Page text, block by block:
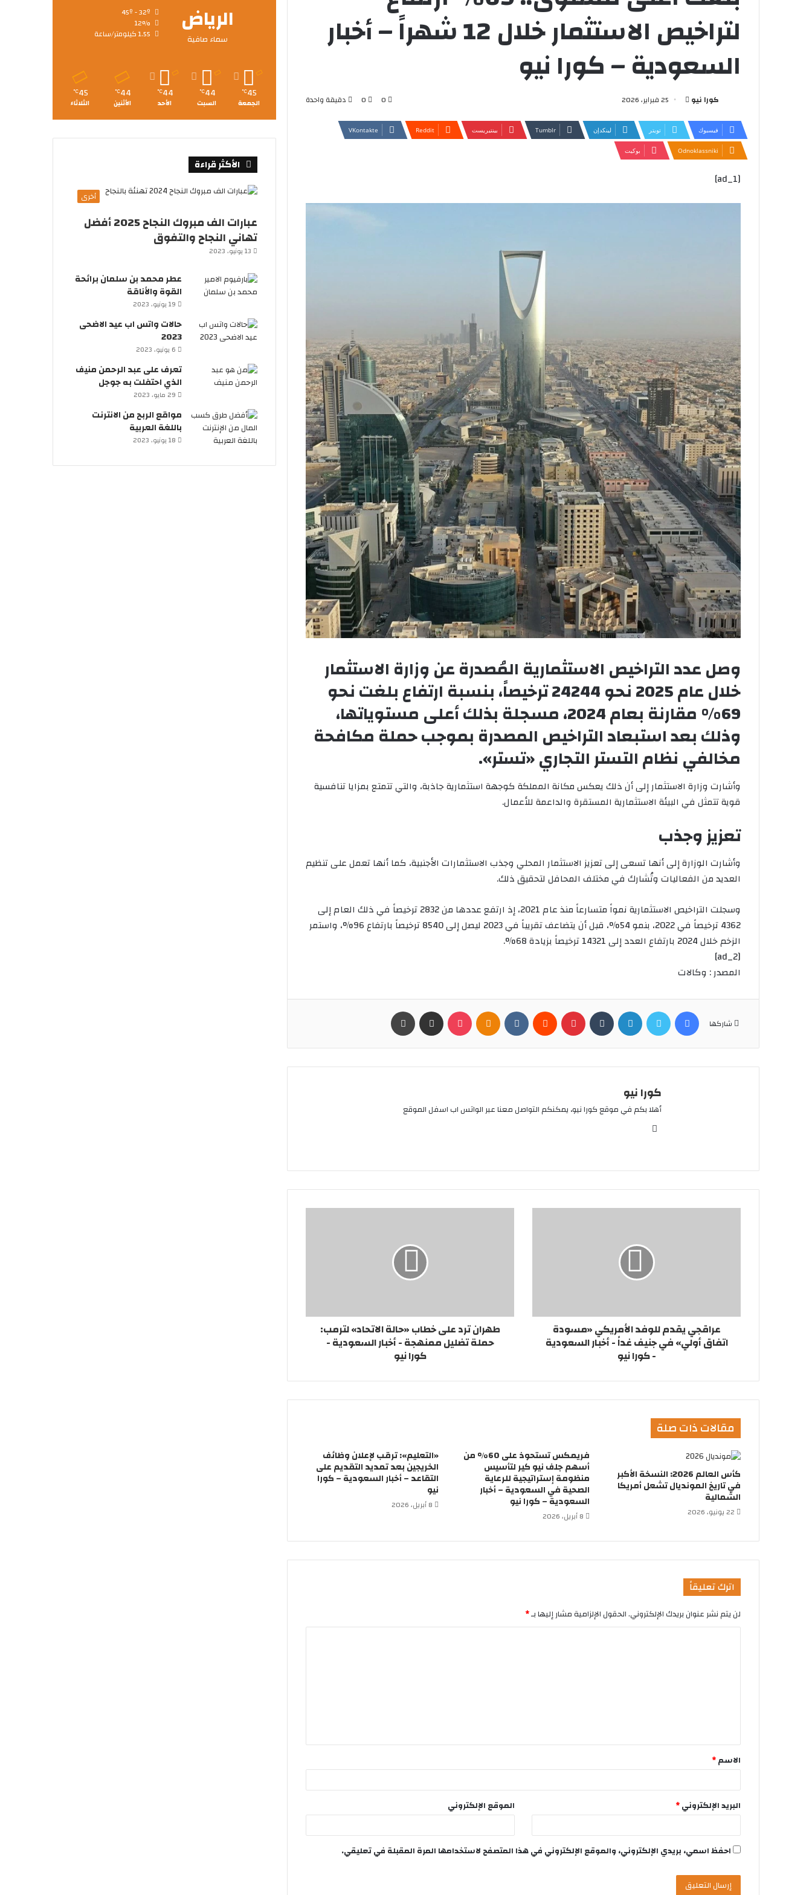
لتراخيص الاستثمار خلال 12 شهراً – أخبار
السعودية – كورا نيو
كورا نيو
أرسل
إلكترونيا
25 فبراير، 2026 0
0 دقيقة واحدة
فيسبوك تويتر لينكدإن بينتيريست
Odnoklassniki بوكيت
[ad_1]
وصل عدد التراخيص الاستثمارية المُصدرة عن وزارة الاستثمار
خلال عام 2025 نحو 24244 ترخيصاً، بنسبة ارتفاع بلغت نحو
69% مقارنة بعام 2024، مسجلة بذلك أعلى مستوياتها،
وذلك بعد استبعاد التراخيص المصدرة بموجب حملة مكافحة
مخالفي نظام التستر التجاري «تستر».
وأشارت وزارة الاستثمار إلى أن ذلك يعكس مكانة المملكة كوجهة استثمارية جاذبة، والتي تتمتع بمزايا تنافسية
قوية تتمثل في البيئة الاستثمارية المستقرة والداعمة للأعمال.
تعزيز وجذب
وأشارت الوزارة إلى أنها تسعى إلى تعزيز الاستثمار المحلي وجذب الاستثمارات الأجنبية، كما أنها تعمل على تنظيم
العديد من الفعاليات وتُشارك في مختلف المحافل لتحقيق ذلك.
وسجلت التراخيص الاستثمارية نمواً متسارعاً منذ عام 2021، إذ ارتفع عددها من 2832 ترخيصاً في ذلك العام إلى
4362 ترخيصاً في 2022، بنمو 54%، قبل أن يتضاعف تقريباً في 2023 ليصل إلى 8540 ترخيصاً بارتفاع 96%، واستمر
الزخم خلال 2024 بارتفاع العدد إلى 14321 ترخيصاً بزيادة 68%.
[ad_2]
المصدر : وكالات
شاركها
فيسبوك تويتر لينكدإن بينتيريست Odnoklassniki
بوكيت مشاركة عبر البريد
كورا نيو
أهلا بكم في موقع كورا نيو، يمكنكم التواصل معنا عبر الواتس اب اسفل الموقع
عراقجي يقدم للوفد الأمريكي «مسودة
اتفاق أولي» في جنيف غداً - أخبار السعودية
- كورا نيو
طهران ترد على خطاب «حالة الاتحاد» لترمب:
حملة تضليل ممنهجة - أخبار السعودية -
كورا نيو
مقالات ذات صلة
كأس العالم 2026: النسخة الأكبر
في تاريخ المونديال تشعل أمريكا
الشمالية
22 يونيو، 2026
فريمكس تستحوذ على 60% من
أسهم جلف نيو كير لتأسيس
منظومة إستراتيجية للرعاية
الصحية في السعودية – أخبار
السعودية – كورا نيو
8 أبريل، 2026
«التعليم»: ترقب لإعلان وظائف
الخريجين بعد تمديد التقديم على
التقاعد – أخبار السعودية – كورا
نيو
8 أبريل، 2026
اترك تعليقاً
لن يتم نشر عنوان بريدك الإلكتروني.الحقول الإلزامية مشار إليها بـ*
الاسم*
البريد الإلكتروني* الموقع الإلكتروني
احفظ اسمي، بريدي الإلكتروني، والموقع الإلكتروني في هذا المتصفح لاستخدامها المرة المقبلة في تعليقي.
الرياض
سماء صافية
12%
1.55 كيلومتر/ساعة
45
℃
الجمعة
44
℃
السبت
44
℃
الأحد
44
℃
الأثنين
45
℃
الثلاثاء
الأكثر قراءة
أخرى
عبارات الف مبروك النجاح 2025 أفضل
تهاني النجاح والتفوق
13 يونيو، 2023
عطر محمد بن سلمان برائحة
القوة والأناقة
19 يونيو، 2023
حالات واتس اب عيد الاضحى
2023
6 يونيو، 2023
تعرف على عبد الرحمن منيف
الذي احتفلت به جوجل
29 مايو، 2023
مواقع الربح من الانترنت
باللغة العربية
18 يونيو، 2023